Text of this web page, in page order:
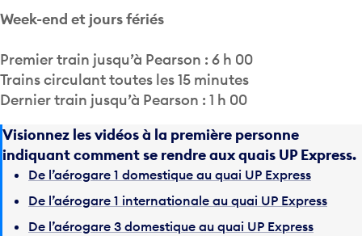
Week-end et jours fériés
Premier train jusqu’à Pearson : 6 h 00
Trains circulant toutes les 15 minutes
Dernier train jusqu’à Pearson : 1 h 00
Visionnez les vidéos à la première personne
indiquant comment se rendre aux quais UP Express.
De l’aérogare 1 domestique au quai UP Express
De l’aérogare 1 internationale au quai UP Express
De l’aérogare 3 domestique au quai UP Express